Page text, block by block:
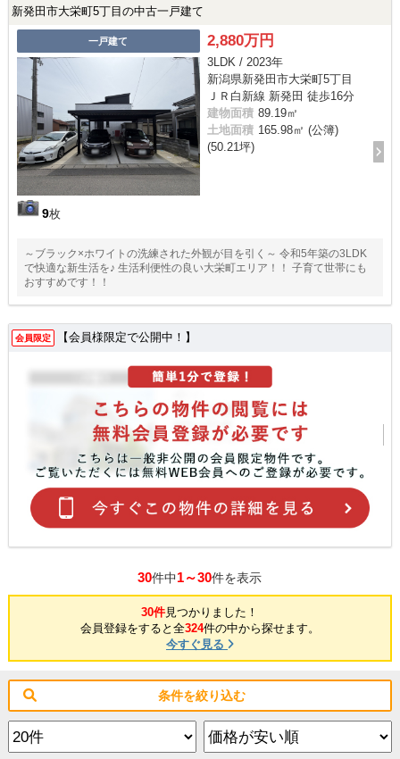
新発田市大栄町5丁目の中古一戸建て
一戸建て
9枚
2,880万円
3LDK / 2023年
新潟県新発田市大栄町5丁目
ＪＲ白新線 新発田 徒歩16分
建物面積 89.19㎡
土地面積 165.98㎡ (公簿)
(50.21坪)
～ブラック×ホワイトの洗練された外観が目を引く～ 令和5年築の3LDK
で快適な新生活を♪ 生活利便性の良い大栄町エリア！！ 子育て世帯にも
おすすめです！！
会員限定 【会員様限定で公開中！】
30件中1～30件を表示
30件見つかりました！
会員登録をすると全324件の中から探せます。
今すぐ見る
条件を絞り込む